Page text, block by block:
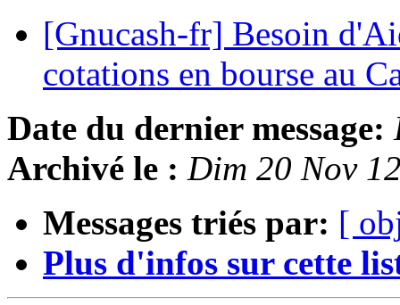
[Gnucash-fr] Besoin
cotations en bourse au
Date du dernier message:
Archivé le : Dim 20 Nov
Messages triés par: [
Plus d'infos sur cette